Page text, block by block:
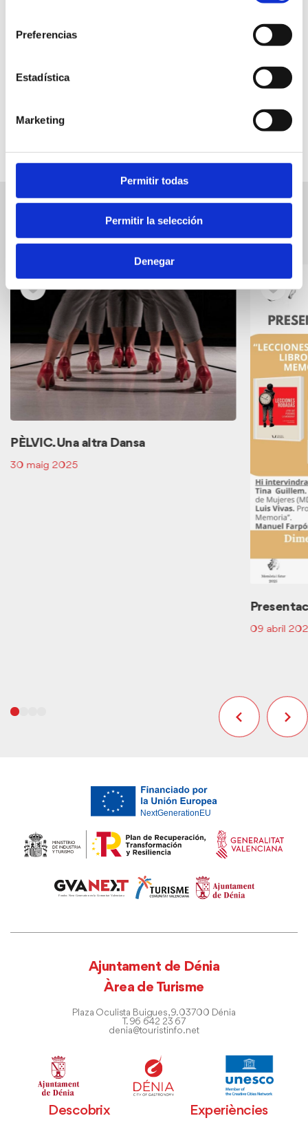
Preferencias
Estadística
Marketing
Permitir todas
Permitir la selección
Denegar
8.30 a 21 h
Esdeveniments relacionats
els
PÈLVIC. Una altra Dansa
30 maig 2025
09 abril
Ajuntament de Dénia
Àrea de Turisme
Plaza Oculista Buigues, 9. 03700 Dénia
T. 96 642 23 67
denia@touristinfo.net
Descobrix Experiències